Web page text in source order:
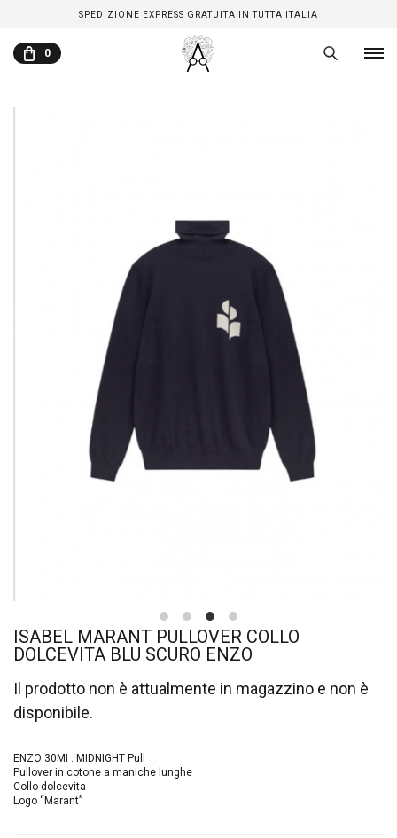
SPEDIZIONE EXPRESS GRATUITA IN TUTTA ITALIA
0
ISABEL MARANT PULLOVER COLLO
DOLCEVITA BLU SCURO ENZO
Il prodotto non è attualmente in magazzino e non è
disponibile.
ENZO 30MI : MIDNIGHT Pull
Pullover in cotone a maniche lunghe
Collo dolcevita
Logo “Marant”